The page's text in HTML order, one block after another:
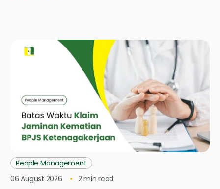
People Management
06 August 2026
2min read